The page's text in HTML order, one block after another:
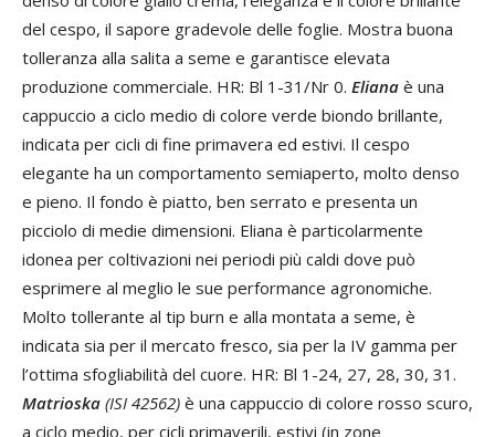
del cespo, il sapore gradevole delle foglie. Mostra buona
tolleranza alla salita a seme e garantisce elevata
produzione commerciale. HR: Bl 1-31/Nr 0. Eliana è una
cappuccio a ciclo medio di colore verde biondo brillante,
indicata per cicli di fine primavera ed estivi. Il cespo
elegante ha un comportamento semiaperto, molto denso
e pieno. Il fondo è piatto, ben serrato e presenta un
picciolo di medie dimensioni. Eliana è particolarmente
idonea per coltivazioni nei periodi più caldi dove può
esprimere al meglio le sue performance agronomiche.
Molto tollerante al tip burn e alla montata a seme, è
indicata sia per il mercato fresco, sia per la IV gamma per
l’ottima sfogliabilità del cuore. HR: Bl 1-24, 27, 28, 30, 31.
Matrioska (ISI 42562) è una cappuccio di colore rosso scuro,
a ciclo medio, per cicli primaverili, estivi (in zone